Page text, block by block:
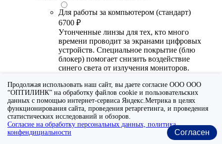
Для работы за компьютером (стандарт)
6700 ₽
Утонченные линзы для тех, кто много
времени проводит за экранами цифровых
устройств. Специальное покрытие (блю
блокер) помогает снизить воздействие
синего света от излучения мониторов.
время работы с гаджетами, не для
постоянного ношения. Линзы
производства Сербии или Ю.-В. Азии.
Для работы за компьютером (премиум)
20300 ₽
Универсальные утонченные линзы для
Продолжая использовать наш сайт, вы даете согласие ООО ООО
“ОПТИЛИНК” на обработку файлов cookie и пользовательских
данных с помощью интернет-сервиса Яндекс.Метрика в целях
функционирования сайта, проведения ретаргетинга, и проведения
статистических исследований и обзоров.
Согласие на обработку персональных данных, политика
конфендициальности
Согласен